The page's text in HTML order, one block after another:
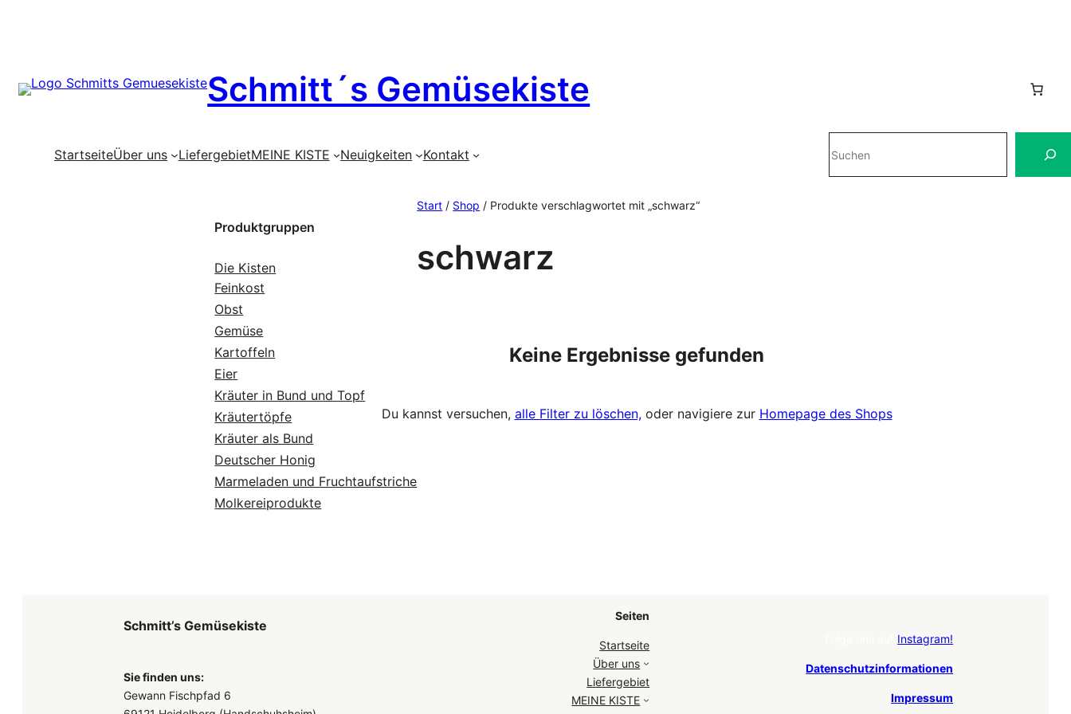
Inhalt
springen
Schmitt´s Gemüsekiste
StartseiteÜber uns LiefergebietMEINE KISTE Neuigkeiten Kontakt
Produktgruppen
Die Kisten
Feinkost
Obst
Gemüse
Kartoffeln
Eier
Kräuter in Bund und Topf
Kräutertöpfe
Kräuter als Bund
Deutscher Honig
Marmeladen und Fruchtaufstriche
Molkereiprodukte
Start / Shop / Produkte verschlagwortet mit „schwarz“
schwarz
Keine Ergebnisse gefunden
Du kannst versuchen, alle Filter zu löschen,oder navigiere zur Homepage des Shops
Schmitt’s Gemüsekiste
Sie finden uns:
Gewann Fischpfad 6
Seiten
Startseite
Über uns
Liefergebiet
MEINE KISTE
Instagram!
Datenschutzinformationen
Impressum